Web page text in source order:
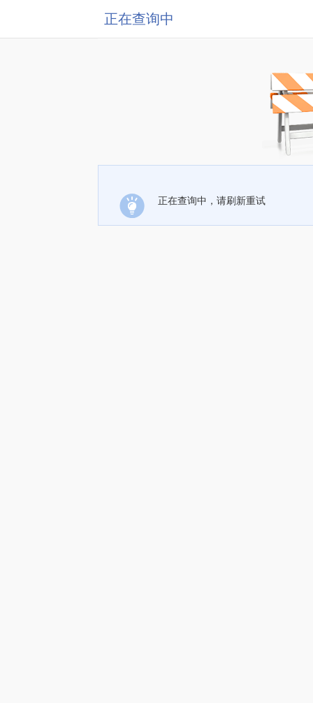
正在查询中
正在查询中，请刷新重试